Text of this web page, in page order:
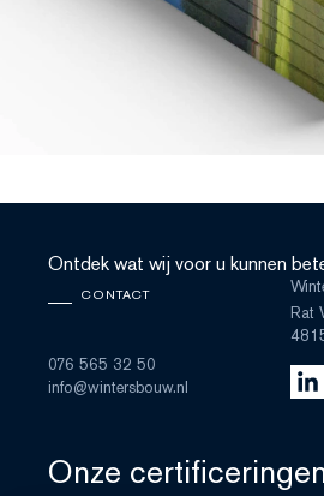
Ontdek wat wij voor u kunnen
CONTACT
076 565 32 50
info@wintersbouw.nl
Rat
Onze